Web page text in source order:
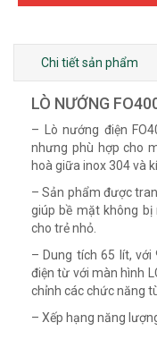
Chi tiết sản phẩm
LÒ NƯỚNG
– Lò nướng điện
nhưng phù hợp cho
hoà giữa inox 304 và
– Sản phẩm được
giúp bề mặt không
cho trẻ nhỏ.
– Dung tích 65 lít, với
điện từ với màn hình
chỉnh các chức năng
– Xếp hạng năng